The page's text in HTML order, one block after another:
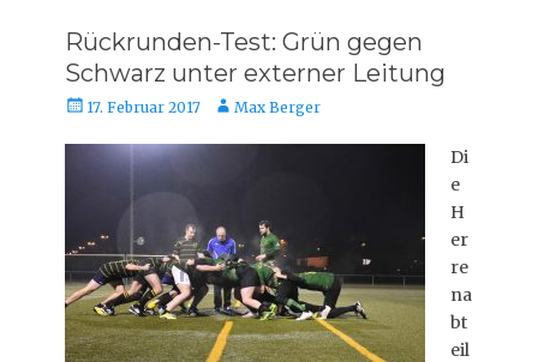
Rückrunden-Test: Grün gegen
Schwarz unter externer Leitung
Posted
17. Februar 2017 AutorMax Berger
Di
e
H
er
re
na
bt
eil